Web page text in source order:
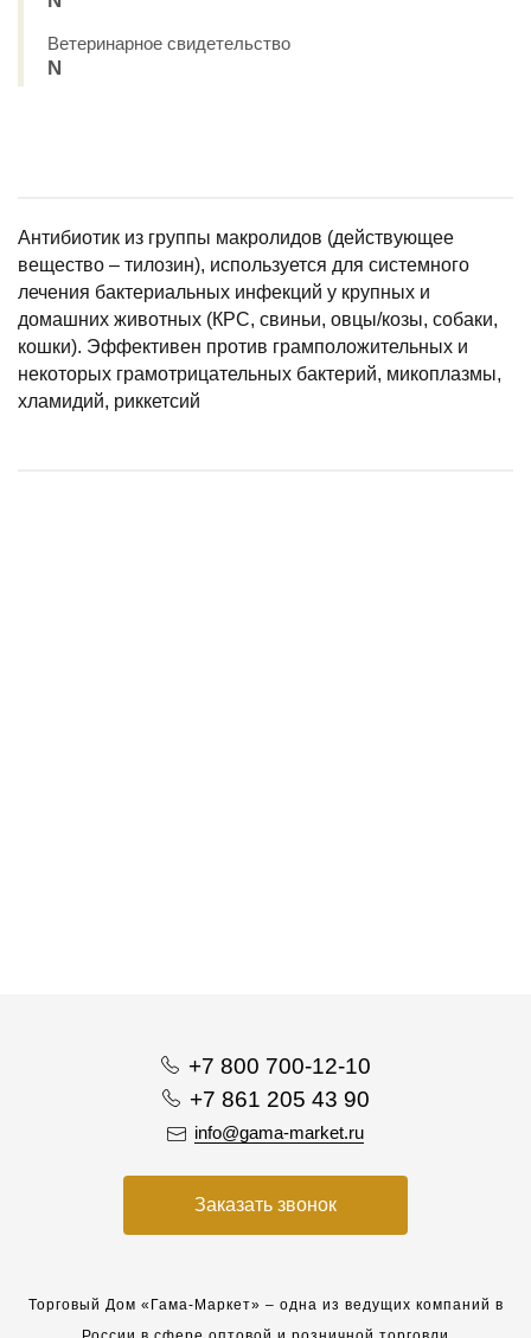
Ветеринарное свидетельство
N
Антибиотик из группы макролидов (действующее
вещество – тилозин), используется для системного
лечения бактериальных инфекций у крупных и
домашних животных (КРС, свиньи, овцы/козы, собаки,
кошки). Эффективен против грамположительных и
некоторых грамотрицательных бактерий, микоплазмы,
хламидий, риккетсий
+7 800 700-12-10
+7 861 205 43 90
info@gama-market.ru
Заказать звонок
Торговый Дом «Гама-Маркет» – одна из ведущих компаний в